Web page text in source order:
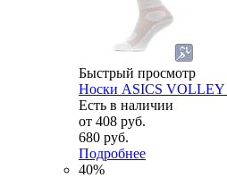
Быстрый просмотр
Носки ASICS VOLLEY
Есть в наличии
от 408 руб.
680 руб.
Подробнее
40%